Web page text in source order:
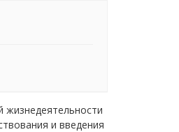
жизнедеятельности
и введения